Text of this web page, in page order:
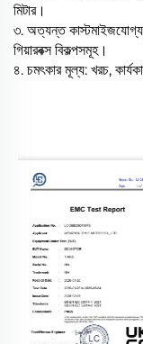
মিটার।
৩. অত্যন্ত কাস্টমাইজযোগ্য:
গিয়ারবক্স বিকল্পসমূহ।
৪. চমৎকার মূল্য: খরচ,